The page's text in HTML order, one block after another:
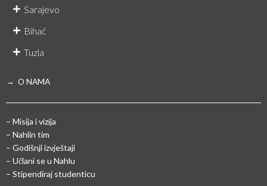
Sarajevo
Bihać
Tuzla
→ O NAMA
– Misija i vizija
– Nahlin tim
– Godišnji izvještaji
– Učlani se u Nahlu
– Stipendiraj studenticu